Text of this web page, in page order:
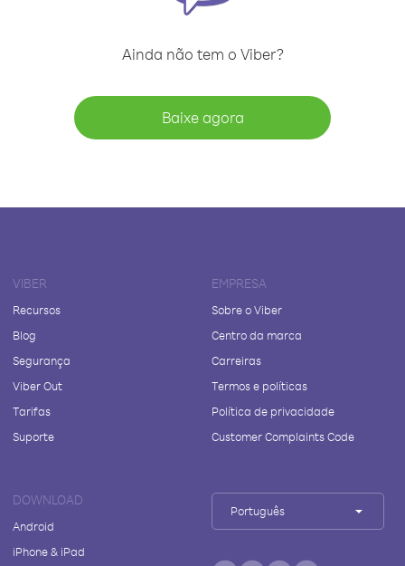
Ainda não tem o Viber?
Baixe agora
VIBER
Recursos
Blog
Segurança
Viber Out
Tarifas
Suporte
EMPRESA
Sobre o Viber
Centro da marca
Carreiras
Termos e políticas
Política de privacidade
Customer Complaints Code
DOWNLOAD
Android
iPhone & iPad
Português